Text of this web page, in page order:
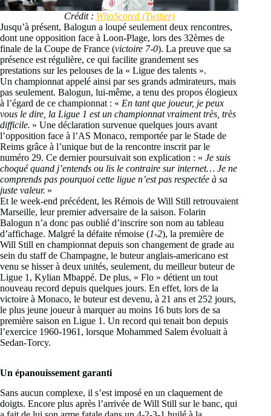
Crédit : WhoScored (Twitter)
Jusqu’à présent, Balogun a loupé seulement deux rencontres,
dont une opposition face à Loon-Plage, lors des 32èmes de
finale de la Coupe de France (victoire 7-0). La preuve que sa
présence est régulière, ce qui facilite grandement ses
prestations sur les pelouses de la « Ligue des talents ».
Un championnat appelé ainsi par ses grands admirateurs, mais
pas seulement. Balogun, lui-même, a tenu des propos élogieux
à l’égard de ce championnat : « En tant que joueur, je peux
vous le dire, la Ligue 1 est un championnat vraiment très, très
difficile. » Une déclaration survenue quelques jours avant
l’opposition face à l’AS Monaco, remportée par le Stade de
Reims grâce à l’unique but de la rencontre inscrit par le
numéro 29. Ce dernier poursuivait son explication : « Je suis
choqué quand j’entends ou lis le contraire sur internet… Je ne
comprends pas pourquoi cette ligue n’est pas respectée à sa
juste valeur. »
Et le week-end précédent, les Rémois de Will Still retrouvaient
Marseille, leur premier adversaire de la saison. Folarin
Balogun n’a donc pas oublié d’inscrire son nom au tableau
d’affichage. Malgré la défaite rémoise (1-2), la première de
Will Still en championnat depuis son changement de grade au
sein du staff de Champagne, le buteur anglais-americano est
venu se hisser à deux unités, seulement, du meilleur buteur de
Ligue 1, Kylian Mbappé. De plus, « Flo » détient un tout
nouveau record depuis quelques jours. En effet, lors de la
victoire à Monaco, le buteur est devenu, à 21 ans et 252 jours,
le plus jeune joueur à marquer au moins 16 buts lors de sa
première saison en Ligue 1. Un record qui tenait bon depuis
l’exercice 1960-1961, lorsque Mohammed Salem évoluait à
Sedan-Torcy.
Un épanouissement garanti
Sans aucun complexe, il s’est imposé en un claquement de
doigts. Encore plus après l’arrivée de Will Still sur le banc, qui